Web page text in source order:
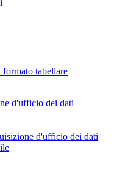
tabellare
d'ufficio dei dati
d'ufficio dei dati